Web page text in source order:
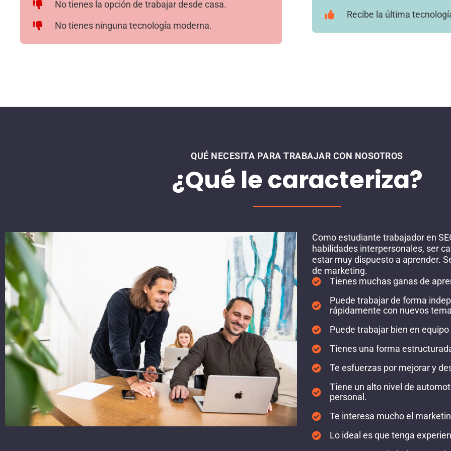
No tienes la opción de trabajar desde casa.
No tienes ninguna tecnología moderna.
Recibe la última
QUÉ NECESITA PARA TRABAJAR CON NOSOTROS
¿Qué le caracteriza?
Como estudiante trabajador en
habilidades interpersonales, ser
estar muy dispuesto a aprender.
de marketing.
Tienes muchas ganas de
Puede trabajar de forma
rápidamente con nuevos
Puede trabajar bien en
Tienes una forma
Te esfuerzas por mejorar y
Tiene un alto nivel de
personal.
Te interesa mucho el
Lo ideal es que tenga